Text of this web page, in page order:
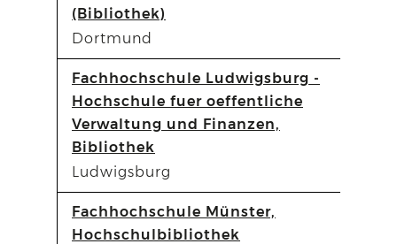
(Bibliothek)
Dortmund
Fachhochschule Ludwigsburg -
Hochschule fuer oeffentliche
Verwaltung und Finanzen,
Bibliothek
Ludwigsburg
Fachhochschule Münster,
Hochschulbibliothek